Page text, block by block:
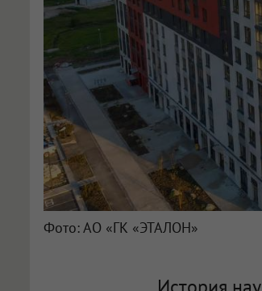
Фото: АО «ГК «ЭТАЛОН»